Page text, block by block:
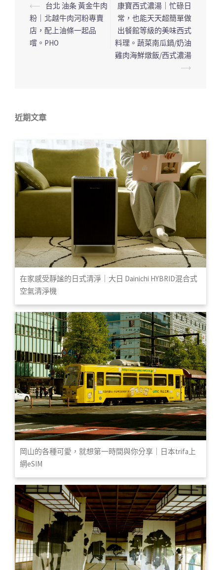
文
章
導
⟵
台北 油条 黃金牛肉
粉｜北越牛肉河粉專賣
店，配上油條一起品
嚐。PHO
康寶西式濃湯｜忙碌日
常，也能天天超簡單做
出餐館等級的美味西式
料理。蔬菜南瓜鍋/奶油
雞肉海鮮燉飯/西式濃湯
⟶
近期文章
在家感受靜謐的日式清淨｜大日 Dainichi HYBRID混合式
空氣清淨機
岡山的各種可愛，就想第一時間與你分享｜日本trifa上
網eSIM